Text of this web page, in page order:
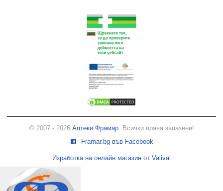
© 2007 - 2026 Аптеки Фрамар. Всички права запазени!
Framar.bg във Facebook
Изработка на онлайн магазин от Valival